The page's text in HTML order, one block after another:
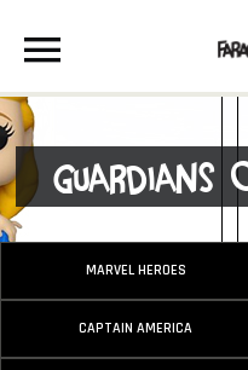
Guardians
MARVEL HEROES
CAPTAIN AMERICA